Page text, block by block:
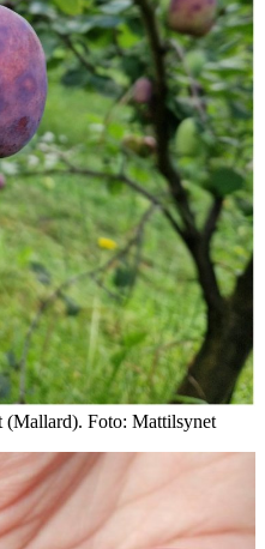
(Mallard). Foto: Mattilsynet